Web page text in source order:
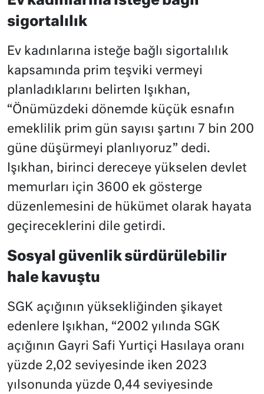
sigortalılık
Ev kadınlarına isteğe bağlı sigortalılık
kapsamında prim teşviki vermeyi
planladıklarını belirten Işıkhan,
“Önümüzdeki dönemde küçük esnafın
emeklilik prim gün sayısı şartını 7 bin 200
güne düşürmeyi planlıyoruz” dedi.
Işıkhan, birinci dereceye yükselen devlet
memurları için 3600 ek gösterge
düzenlemesini de hükümet olarak hayata
geçireceklerini dile getirdi.
Sosyal güvenlik sürdürülebilir
hale kavuştu
SGK açığının yüksekliğinden şikayet
edenlere Işıkhan, “2002 yılında SGK
açığının Gayri Safi Yurtiçi Hasılaya oranı
yüzde 2,02 seviyesinde iken 2023
yılsonunda yüzde 0,44 seviyesinde